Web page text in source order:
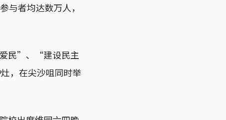
与者均达数万人，
民”、“建设民主
，在尖沙咀同时举